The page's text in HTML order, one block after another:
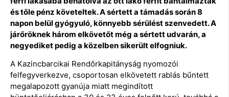
és tőle pénz követeltek. A sértett a támadás során 8
napon belül gyógyuló, könnyebb sérülést szenvedett. A
járőröknek három elkövetőt még a sértett udvarán, a
negyediket pedig a közelben sikerült elfogniuk.
A Kazincbarcikai Rendőrkapitányság nyomozói
felfegyverkezve, csoportosan elkövetett rablás bűntett
megalapozott gyanúja miatt megindított